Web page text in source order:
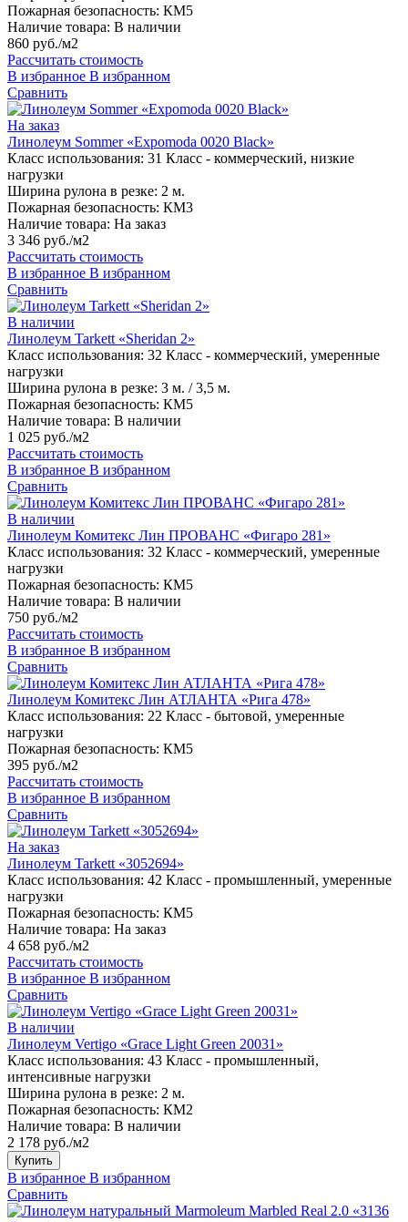
Пожарная безопасность: КМ5
Наличие товара: В наличии
860 руб./м2
Рассчитать стоимость
В избранное В избранном
Сравнить
На заказ
Линолеум Sommer «Expomoda 0020 Black»
Класс использования: 31 Класс - коммерческий, низкие
нагрузки
Ширина рулона в резке: 2 м.
Пожарная безопасность: КМ3
Наличие товара: На заказ
3 346 руб./м2
Рассчитать стоимость
В избранное В избранном
Сравнить
В наличии
Линолеум Tarkett «Sheridan 2»
Класс использования: 32 Класс - коммерческий, умеренные
нагрузки
Ширина рулона в резке: 3 м. / 3,5 м.
Пожарная безопасность: КМ5
Наличие товара: В наличии
1 025 руб./м2
Рассчитать стоимость
В избранное В избранном
Сравнить
В наличии
Линолеум Комитекс Лин ПРОВАНС «Фигаро 281»
Класс использования: 32 Класс - коммерческий, умеренные
нагрузки
Пожарная безопасность: КМ5
Наличие товара: В наличии
750 руб./м2
Рассчитать стоимость
В избранное В избранном
Сравнить
Линолеум Комитекс Лин АТЛАНТА «Рига 478»
Класс использования: 22 Класс - бытовой, умеренные
нагрузки
Пожарная безопасность: КМ5
395 руб./м2
Рассчитать стоимость
В избранное В избранном
Сравнить
На заказ
Линолеум Tarkett «3052694»
Класс использования: 42 Класс - промышленный, умеренные
нагрузки
Пожарная безопасность: КМ5
Наличие товара: На заказ
4 658 руб./м2
Рассчитать стоимость
В избранное В избранном
Сравнить
В наличии
Линолеум Vertigo «Grace Light Green 20031»
Класс использования: 43 Класс - промышленный,
интенсивные нагрузки
Ширина рулона в резке: 2 м.
Пожарная безопасность: КМ2
Наличие товара: В наличии
2 178 руб./м2
Купить
В избранное В избранном
Сравнить